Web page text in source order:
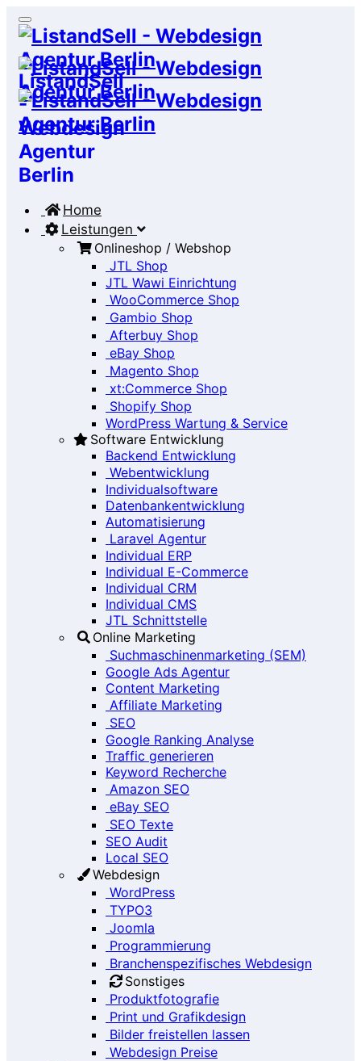
Home
Leistungen
Onlineshop / Webshop
JTL Shop
JTL Wawi Einrichtung
WooCommerce Shop
Gambio Shop
Afterbuy Shop
eBay Shop
Magento Shop
xt:Commerce Shop
Shopify Shop
WordPress Wartung & Service
Software Entwicklung
Backend Entwicklung
Webentwicklung
Individualsoftware
Datenbankentwicklung
Automatisierung
Laravel Agentur
Individual ERP
Individual E-Commerce
Individual CRM
Individual CMS
JTL Schnittstelle
Online Marketing
Suchmaschinenmarketing (SEM)
Google Ads Agentur
Content Marketing
Affiliate Marketing
SEO
Google Ranking Analyse
Traffic generieren
Keyword Recherche
Amazon SEO
eBay SEO
SEO Texte
SEO Audit
Local SEO
Webdesign
WordPress
TYPO3
Joomla
Programmierung
Branchenspezifisches Webdesign
Sonstiges
Produktfotografie
Print und Grafikdesign
Bilder freistellen lassen
Webdesign Preise